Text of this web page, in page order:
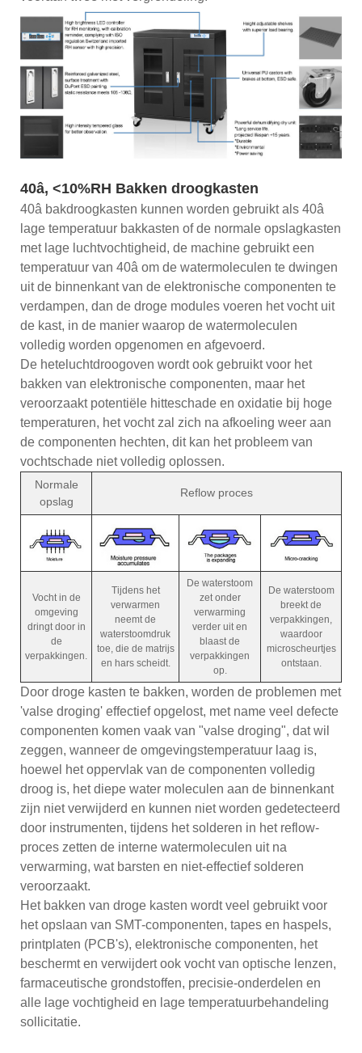
40â, <10%RH Bakken droogkasten
40â bakdroogkasten kunnen worden gebruikt als 40â
lage temperatuur bakkasten of de normale opslagkasten
met lage luchtvochtigheid, de machine gebruikt een
temperatuur van 40â om de watermoleculen te dwingen
uit de binnenkant van de elektronische componenten te
verdampen, dan de droge modules voeren het vocht uit
de kast, in de manier waarop de watermoleculen
volledig worden opgenomen en afgevoerd.
De heteluchtdroogoven wordt ook gebruikt voor het
bakken van elektronische componenten, maar het
veroorzaakt potentiële hitteschade en oxidatie bij hoge
temperaturen, het vocht zal zich na afkoeling weer aan
de componenten hechten, dit kan het probleem van
vochtschade niet volledig oplossen.
Normale
opslag
Reflow proces
Vocht in de
omgeving
dringt door in
de
verpakkingen.
Tijdens het
verwarmen
neemt de
waterstoomdruk
toe, die de matrijs
en hars scheidt.
De waterstoom
zet onder
verwarming
verder uit en
blaast de
verpakkingen
op.
De waterstoom
breekt de
verpakkingen,
waardoor
microscheurtjes
ontstaan.
Door droge kasten te bakken, worden de problemen met
'valse droging' effectief opgelost, met name veel defecte
componenten komen vaak van "valse droging", dat wil
zeggen, wanneer de omgevingstemperatuur laag is,
hoewel het oppervlak van de componenten volledig
droog is, het diepe water moleculen aan de binnenkant
zijn niet verwijderd en kunnen niet worden gedetecteerd
door instrumenten, tijdens het solderen in het reflow-
proces zetten de interne watermoleculen uit na
verwarming, wat barsten en niet-effectief solderen
veroorzaakt.
Het bakken van droge kasten wordt veel gebruikt voor
het opslaan van SMT-componenten, tapes en haspels,
printplaten (PCB's), elektronische componenten, het
beschermt en verwijdert ook vocht van optische lenzen,
farmaceutische grondstoffen, precisie-onderdelen en
alle lage vochtigheid en lage temperatuurbehandeling
sollicitatie.